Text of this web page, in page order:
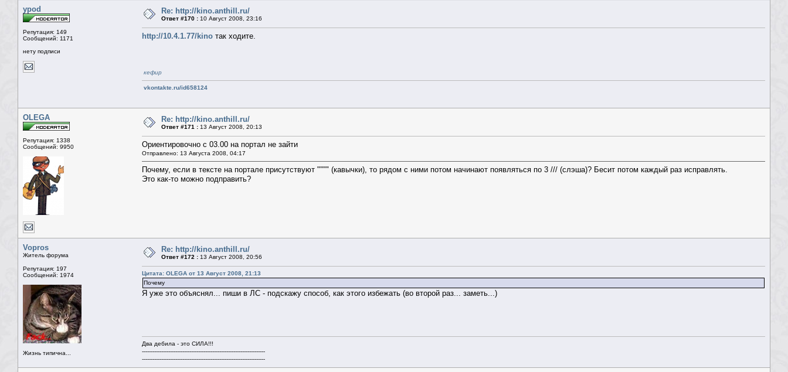
ypod
Репутация: 149
Сообщений: 1171
нету подписи
Re: http://kino.anthill.ru/
Ответ #170 : 10 Август 2008, 23:16
http://10.4.1.77/kino так ходите.
кефир
vkontakte.ru/id658124
OLEGA
Репутация: 1338
Сообщений: 9950
Re: http://kino.anthill.ru/
Ответ #171 : 13 Август 2008, 20:13
Ориентировочно с 03.00 на портал не зайти
Отправлено: 13 Августа 2008, 04:17
Почему, если в тексте на портале присутствуют """" (кавычки), то рядом с ними потом начинают появляться по 3 /// (слэша)? Бесит потом каждый раз исправлять.
Это как-то можно подправить?
Vopros
Житель форума
Репутация: 197
Сообщений: 1974
Жизнь типична...
Re: http://kino.anthill.ru/
Ответ #172 : 13 Август 2008, 20:56
Цитата: OLEGA от 13 Август 2008, 21:13
Почему
Я уже это объяснял... пиши в ЛС - подскажу способ, как этого избежать (во второй раз... заметь...)
Два дебила - это СИЛА!!!
----------------------------------------------------------------------
----------------------------------------------------------------------